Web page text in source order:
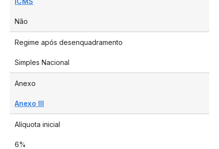
Não
Regime após desenquadramento
Simples Nacional
Anexo
Anexo III
Alíquota inicial
6%